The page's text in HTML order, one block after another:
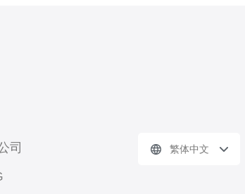
司 繁体中文